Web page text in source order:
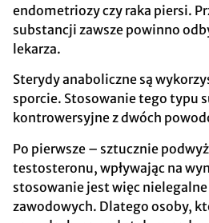
endometriozy czy raka piersi.
substancji zawsze powinno
lekarza.
Sterydy anaboliczne są
sporcie. Stosowanie tego typu
kontrowersyjne z dwóch
Po pierwsze – sztucznie
testosteronu, wpływając na
stosowanie jest więc
zawodowych. Dlatego osoby,